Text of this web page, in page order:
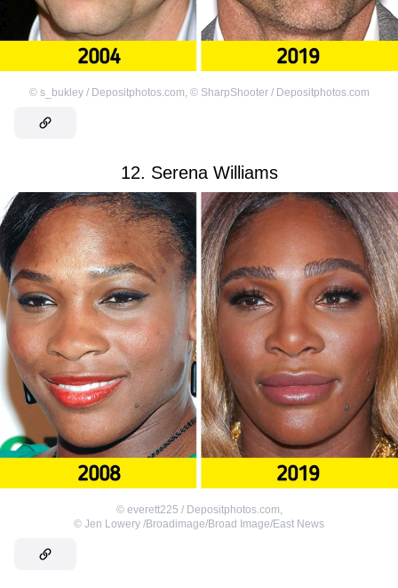
© s_bukley / Depositphotos.com, © SharpShooter / Depositphotos.com
12. Serena Williams
© everett225 / Depositphotos.com,
© Jen Lowery /Broadimage/Broad Image/East News